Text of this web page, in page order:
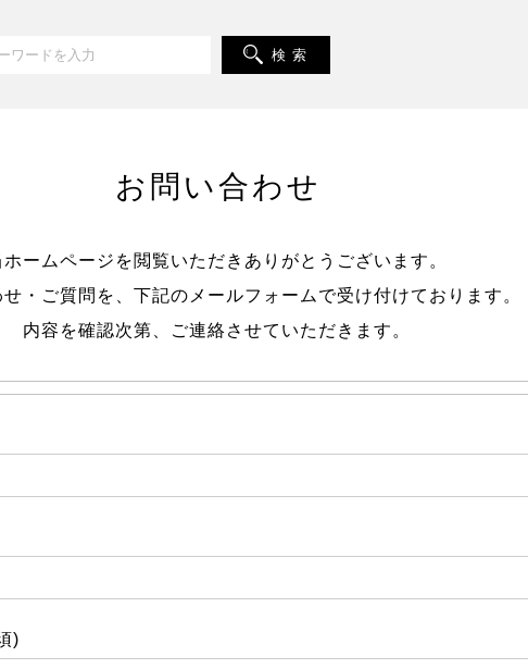
検 索
お問い合わせ
ホームページを閲覧いただきありがとうございます。
・ご質問を、下記のメールフォームで受け付けております。
内容を確認次第、ご連絡させていただきます。
)